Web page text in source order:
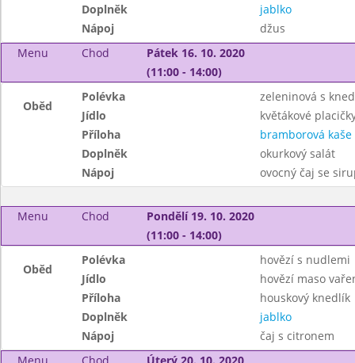
Doplněk
jablko
Nápoj
džus
Menu
Chod
Pátek 16. 10. 2020
(11:00 - 14:00)
Oběd
Polévka
zeleninová s
Jídlo
květákové
Příloha
bramborová kaše
Doplněk
okurkový salát
Nápoj
ovocný čaj se
Menu Chod
Pondělí 19. 10. 2020
(11:00 - 14:00)
Oběd
Polévka
hovězí s nudlemi
Jídlo
hovězí maso
Příloha
houskový knedlík
Doplněk
jablko
Nápoj
čaj s citronem